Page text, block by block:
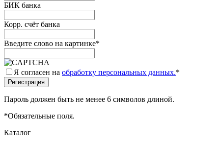
БИК банка
Корр. счёт банка
Введите слово на картинке*
Я согласен на обработку персональных данных.*
Пароль должен быть не менее 6 символов длиной.
*Обязательные поля.
Каталог